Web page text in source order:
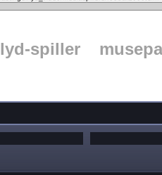
lyd-spiller